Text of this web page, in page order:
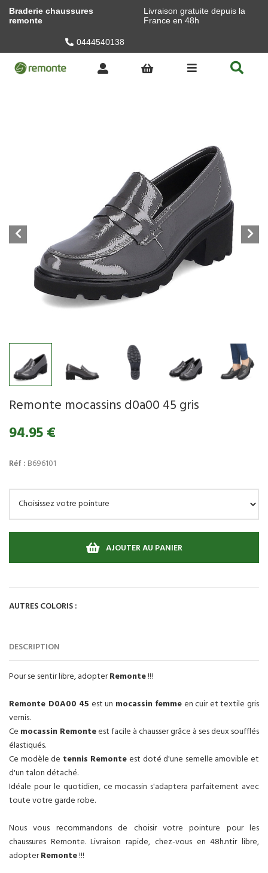
Braderie chaussures
remonte
Livraison gratuite depuis la
France en 48h
0444540138
Remonte mocassins d0a00 45 gris
94.95 €
Réf : B696101
AJOUTER AU PANIER
AUTRES COLORIS :
DESCRIPTION
Pour se sentir libre, adopterRemonte!!!
Remonte D0A00 45 est un mocassin femmeen cuir et textile gris
vernis.
Ce mocassin Remonteest facile à chausser grâce à ses deux soufflés
élastiqués.
Ce modèle de tennis Remonteest doté d'une semelle amovible et
d'un talon détaché.
Idéale pour le quotidien, ce mocassin s'adaptera parfaitement avec
toute votre garde robe.
Nous vous recommandons de choisir votre pointure pour les
chaussures Remonte. Livraison rapide, chez-vous en 48h.ntir libre,
adopterRemonte!!!